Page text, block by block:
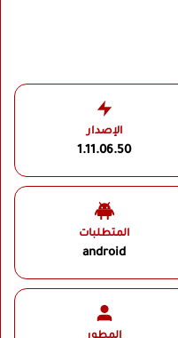
الإصدار
1.11.06.50
المتطلبات
android